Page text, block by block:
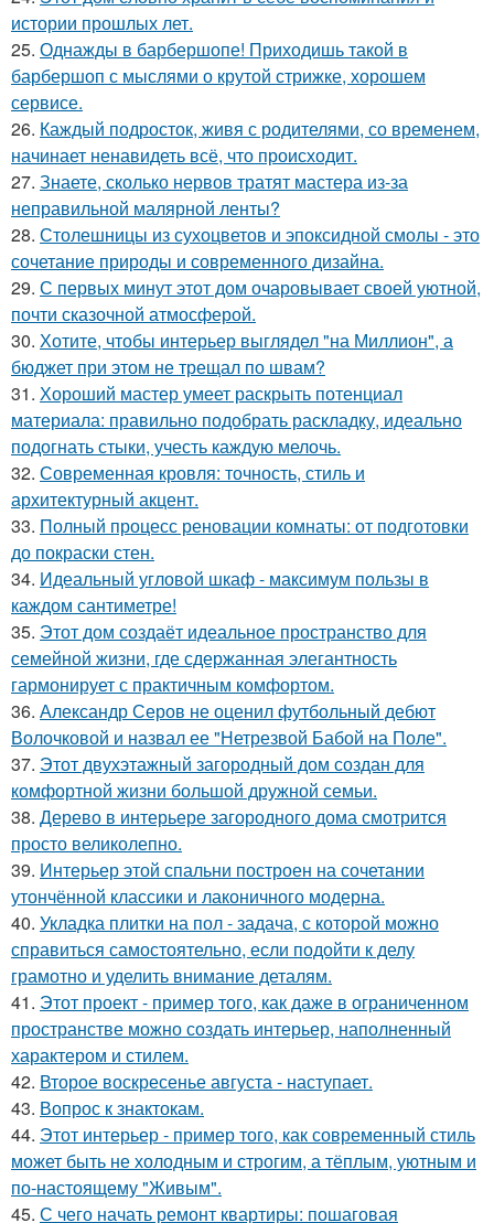
истории прошлых лет.
25. Однажды в барбершопе! Приходишь такой в
барбершоп с мыслями о крутой стрижке, хорошем
сервисе.
26. Каждый подросток, живя с родителями, со временем,
начинает ненавидеть всё, что происходит.
27. Знаете, сколько нервов тратят мастера из-за
неправильной малярной ленты?
28. Столешницы из сухоцветов и эпоксидной смолы - это
сочетание природы и современного дизайна.
29. С первых минут этот дом очаровывает своей уютной,
почти сказочной атмосферой.
30. Хотите, чтобы интерьер выглядел "на Миллион", а
бюджет при этом не трещал по швам?
31. Хороший мастер умеет раскрыть потенциал
материала: правильно подобрать раскладку, идеально
подогнать стыки, учесть каждую мелочь.
32. Современная кровля: точность, стиль и
архитектурный акцент.
33. Полный процесс реновации комнаты: от подготовки
до покраски стен.
34. Идеальный угловой шкаф - максимум пользы в
каждом сантиметре!
35. Этот дом создаёт идеальное пространство для
семейной жизни, где сдержанная элегантность
гармонирует с практичным комфортом.
36. Александр Серов не оценил футбольный дебют
Волочковой и назвал ее "Нетрезвой Бабой на Поле".
37. Этот двухэтажный загородный дом создан для
комфортной жизни большой дружной семьи.
38. Дерево в интерьере загородного дома смотрится
просто великолепно.
39. Интерьер этой спальни построен на сочетании
утончённой классики и лаконичного модерна.
40. Укладка плитки на пол - задача, с которой можно
справиться самостоятельно, если подойти к делу
грамотно и уделить внимание деталям.
41. Этот проект - пример того, как даже в ограниченном
пространстве можно создать интерьер, наполненный
характером и стилем.
42. Второе воскресенье августа - наступает.
43. Вопрос к знактокам.
44. Этот интерьер - пример того, как современный стиль
может быть не холодным и строгим, а тёплым, уютным и
по-настоящему "Живым".
45. С чего начать ремонт квартиры: пошаговая